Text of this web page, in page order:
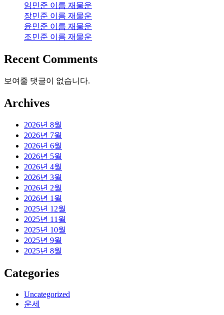
임민준 이름 재물운
장민준 이름 재물운
윤민준 이름 재물운
조민준 이름 재물운
Recent Comments
보여줄 댓글이 없습니다.
Archives
2026년 8월
2026년 7월
2026년 6월
2026년 5월
2026년 4월
2026년 3월
2026년 2월
2026년 1월
2025년 12월
2025년 11월
2025년 10월
2025년 9월
2025년 8월
Categories
Uncategorized
운세